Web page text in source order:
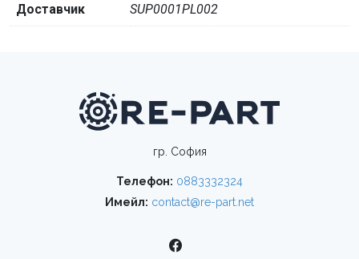
Доставчик SUP0001PL002
гр. София
Телефон: 0883332324
Имейл: contact@re-part.net